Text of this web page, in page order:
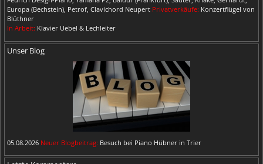
Europa (Bechstein), Petrof, Clavichord Neupert Privatverkäufe: Konzertflügel von
Blüthner
In Arbeit: Klavier Uebel & Lechleiter
Unser Blog
05.08.2026 Neuer Blogbeitrag: Besuch bei Piano Hübner in Trier